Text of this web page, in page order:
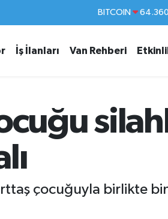
DOLAR
STERLİN
BITCOIN
İş İlanları Van Rehberi
çocuğuyla birlikte